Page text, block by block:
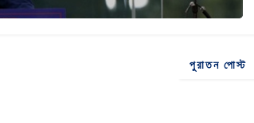
পুরাতন পোস্ট